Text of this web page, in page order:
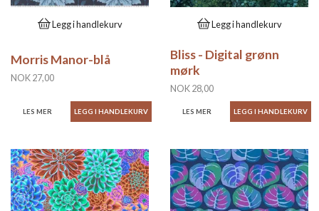
Legg i handlekurv
Morris Manor-blå
NOK 27,00
LES MER
Legg i handlekurv
Bliss - Digital grønn
mørk
NOK 28,00
LES MER